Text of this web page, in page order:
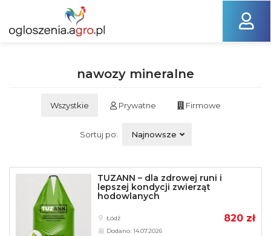
nawozy mineralne
Wszystkie Prywatne Firmowe
Sortuj po: Najnowsze
TUZANN – dla zdrowej runi i
lepszej kondycji zwierząt
hodowlanych
820 zł
Łódź
Dodano: 14.07.2026